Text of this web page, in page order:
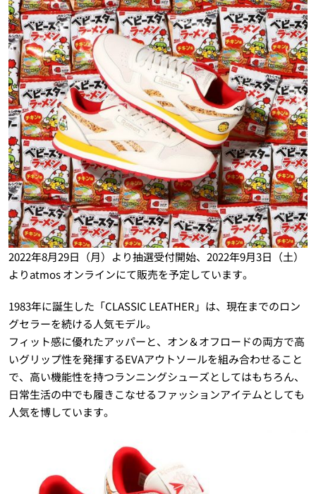
2022年8月29日（月）より抽選受付開始、2022年9月3日（土）
よりatmos オンラインにて販売を予定しています。
1983年に誕生した「CLASSIC LEATHER」は、現在までのロン
グセラーを続ける人気モデル。
フィット感に優れたアッパーと、オン＆オフロードの両方で高
いグリップ性を発揮するEVAアウトソールを組み合わせること
で、高い機能性を持つランニングシューズとしてはもちろん、
日常生活の中でも履きこなせるファッションアイテムとしても
人気を博しています。